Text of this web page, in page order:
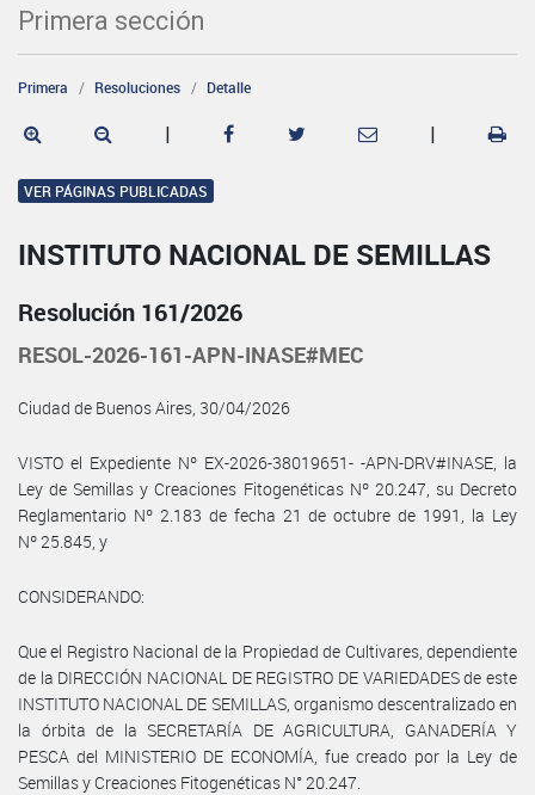
Primera sección
Primera Resoluciones Detalle
| |
VER PÁGINAS PUBLICADAS
INSTITUTO NACIONAL DE SEMILLAS
Resolución 161/2026
RESOL-2026-161-APN-INASE#MEC
Ciudad de Buenos Aires, 30/04/2026
VISTO el Expediente Nº EX-2026-38019651- -APN-DRV#INASE, la
Ley de Semillas y Creaciones Fitogenéticas Nº 20.247, su Decreto
Reglamentario Nº 2.183 de fecha 21 de octubre de 1991, la Ley
Nº 25.845, y
CONSIDERANDO:
Que el Registro Nacional de la Propiedad de Cultivares, dependiente
de la DIRECCIÓN NACIONAL DE REGISTRO DE VARIEDADES de este
INSTITUTO NACIONAL DE SEMILLAS, organismo descentralizado en
la órbita de la SECRETARÍA DE AGRICULTURA, GANADERÍA Y
PESCA del MINISTERIO DE ECONOMÍA, fue creado por la Ley de
Semillas y Creaciones Fitogenéticas N° 20.247.